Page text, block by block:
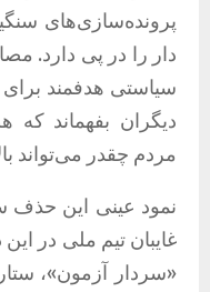
پرونده‌سازی‌های
دار را در پی دارد.
سیاستی هدفمند
دیگران بفهماند
مردم چقدر می‌تواند
نمود عینی این حذف
غایبان تیم ملی در
«سردار آزمون»،